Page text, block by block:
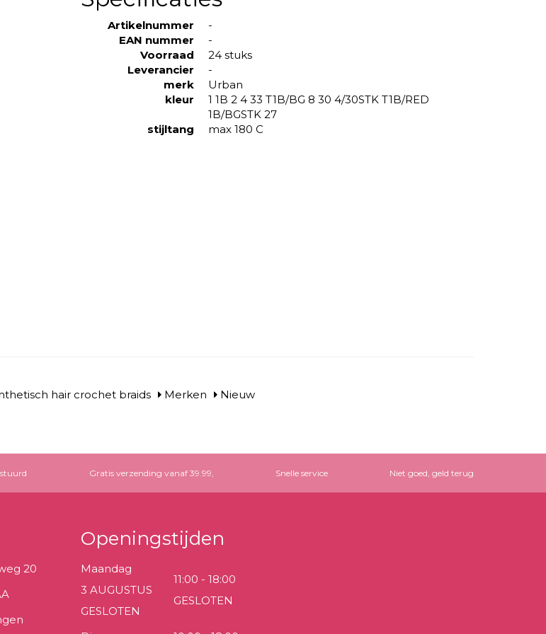
Artikelnummer
-
EAN nummer
-
Voorraad
24 stuks
Leverancier
-
merk
Urban
kleur
1 1B 2 4 33 T1B/BG 8 30 4/30STK T1B/RED
1B/BGSTK 27
stijltang
max 180 C
hair crochet braids Merken Nieuw
Gratis verzending vanaf 39.99, Snelle service Niet goed, geld terug
20
Openingstijden
Maandag
3 AUGUSTUS
GESLOTEN
11:00 - 18:00
GESLOTEN